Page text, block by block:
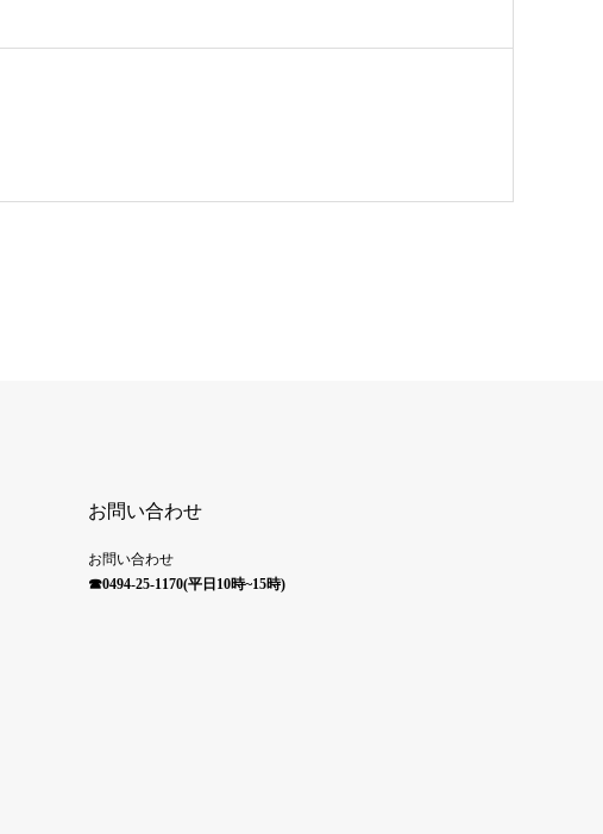
お問い合わせ
お問い合わせ
☎0494-25-1170(平日10時~15時)